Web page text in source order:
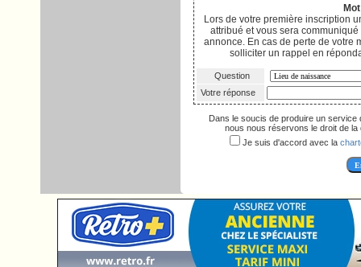
Lors de votre première inscription
attribué et vous sera
annonce. En cas de perte de votre
solliciter un rappel en
Question
Votre réponse
Dans le soucis de produire un
nous nous réservons le droit de la
Je suis d'accord avec la